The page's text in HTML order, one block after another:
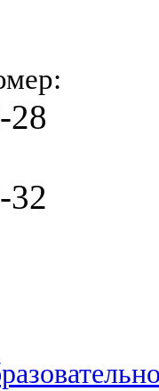
28
32